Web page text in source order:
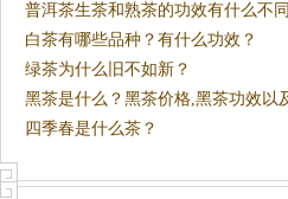
普洱茶生茶和熟茶的功效有什么不
白茶有哪些品种？有什么功效？
绿茶为什么旧不如新？
黑茶是什么？黑茶价格,黑茶功效以
类之
四季春是什么茶？